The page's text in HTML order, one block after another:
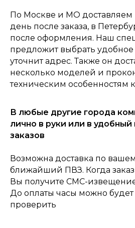
Каталог
Консультация
По Москве и МО
день после заказа, в
после оформления. Наш
предложит выбрать
уточнит адрес. Также он
несколько моделей и
техническим особенностям
В любые другие города
лично в руки или в удобный
заказов
Возможна доставка по
ближайший ПВЗ. Когда
Вы получите СМС-
До оплаты часы можно будет
проверить